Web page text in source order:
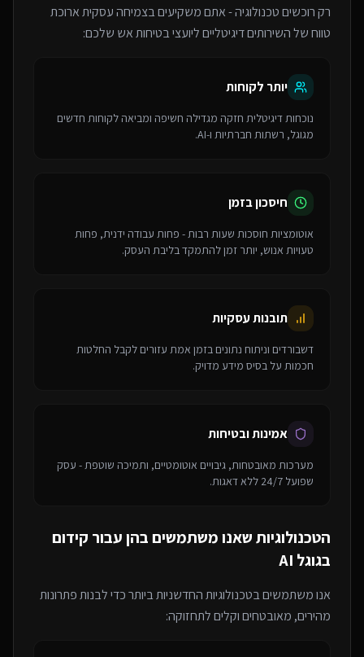
רק רוכשים טכנולוגיה - אתם משקיעים בצמיחה עסקית ארוכת
טווח של השירותים דיגיטליים ליועצי בטיחות אש שלכם:
יותר לקוחות
נוכחות דיגיטלית חזקה מגדילה חשיפה ומביאה לקוחות חדשים
מגוגל, רשתות חברתיות ו-AI.
חיסכון בזמן
אוטומציות חוסכות שעות רבות - פחות עבודה ידנית, פחות
טעויות אנוש, יותר זמן להתמקד בליבת העסק.
תובנות עסקיות
דשבורדים וניתוח נתונים בזמן אמת עזורים לקבל החלטות
חכמות על בסיס מידע מדויק.
אמינות ובטיחות
מערכות מאובטחות, גיבויים אוטומטיים, ותמיכה שוטפת - עסק
שפועל 24/7 ללא דאגות.
הטכנולוגיות שאנו משתמשים בהן עבור קידום
בגוגל AI
אנו משתמשים בטכנולוגיות החדשניות ביותר כדי לבנות פתרונות
מהירים, מאובטחים וקלים לתחזוקה: